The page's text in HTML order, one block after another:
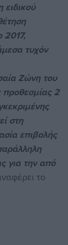
2017,
τυχόν
Ζώνη του
προθεσμίας 2
στη
επιβολής
για την από
το